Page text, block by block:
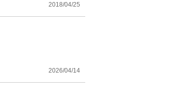
2018/04/25
2026/04/14